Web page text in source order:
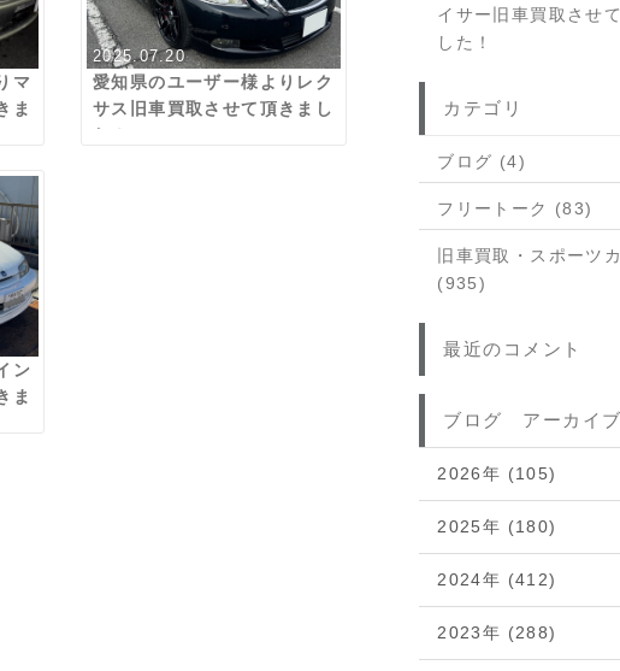
マ
ま
2025.07.20
愛知県のユーザー様よりレク
サス旧車買取させて頂きまし
た！
ン
ま
イサー旧車買取させ
した！
カテゴリ
ブログ (4)
フリートーク (83)
旧車買取・スポーツ
(935)
最近のコメント
ブログ アーカイブ
2026年 (105)
2025年 (180)
2024年 (412)
2023年 (288)